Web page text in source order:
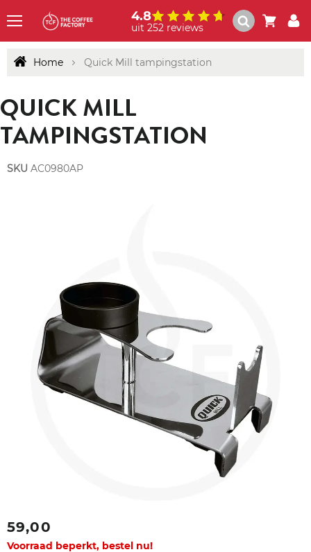
4.8
uit 252 reviews
Home Quick Mill tampingstation
QUICK MILL
TAMPINGSTATION
SKU AC0980AP
59,00
Voorraad beperkt, bestel nu!